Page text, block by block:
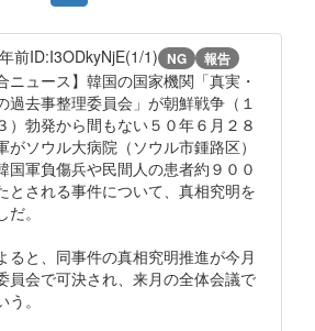
前ID:I3ODkyNjE(1/1) NG 報告
ニュース】韓国の国家機関「真実・
過去事整理委員会」が朝鮮戦争（１
）勃発から間もない５０年６月２８
がソウル大病院（ソウル市鍾路区）
国軍負傷兵や民間人の患者約９００
とされる事件について、真相究明を
。
ると、同事件の真相究明推進が今月
員会で可決され、来月の全体会議で
。